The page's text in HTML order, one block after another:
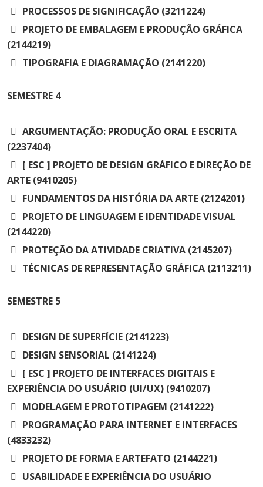
PROCESSOS DE SIGNIFICAÇÃO (3211224)
PROJETO DE EMBALAGEM E PRODUÇÃO GRÁFICA
(2144219)
TIPOGRAFIA E DIAGRAMAÇÃO (2141220)
SEMESTRE 4
ARGUMENTAÇÃO: PRODUÇÃO ORAL E ESCRITA
(2237404)
[ ESC ] PROJETO DE DESIGN GRÁFICO E DIREÇÃO DE
ARTE (9410205)
FUNDAMENTOS DA HISTÓRIA DA ARTE (2124201)
PROJETO DE LINGUAGEM E IDENTIDADE VISUAL
(2144220)
PROTEÇÃO DA ATIVIDADE CRIATIVA (2145207)
TÉCNICAS DE REPRESENTAÇÃO GRÁFICA (2113211)
SEMESTRE 5
DESIGN DE SUPERFÍCIE (2141223)
DESIGN SENSORIAL (2141224)
[ ESC ] PROJETO DE INTERFACES DIGITAIS E
EXPERIÊNCIA DO USUÁRIO (UI/UX) (9410207)
MODELAGEM E PROTOTIPAGEM (2141222)
PROGRAMAÇÃO PARA INTERNET E INTERFACES
(4833232)
PROJETO DE FORMA E ARTEFATO (2144221)
USABILIDADE E EXPERIÊNCIA DO USUÁRIO